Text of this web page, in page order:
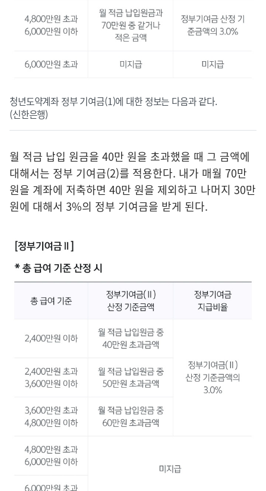
청년도약계좌 정부 기여금(1)에 대한 정보는 다음과 같다.
(신한은행)
월 적금 납입 원금을 40만 원을 초과했을 때 그 금액에
대해서는 정부 기여금(2)를 적용한다. 내가 매월 70만
원을 계좌에 저축하면 40만 원을 제외하고 나머지 30만
원에 대해서 3%의 정부 기여금을 받게 된다.